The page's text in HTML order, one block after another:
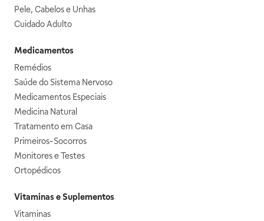
Pele, Cabelos e Unhas
Cuidado Adulto
Medicamentos
Remédios
Saúde do Sistema Nervoso
Medicamentos Especiais
Medicina Natural
Tratamento em Casa
Primeiros-Socorros
Monitores e Testes
Ortopédicos
Vitaminas e Suplementos
Vitaminas